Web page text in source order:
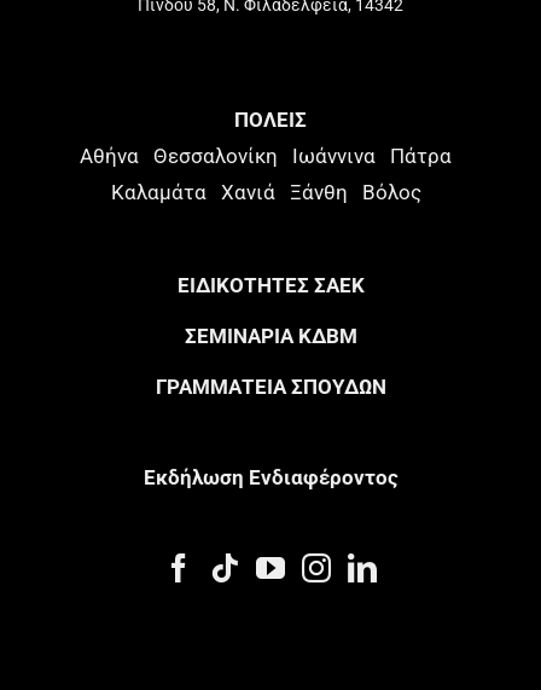
Πίνδου 58, Ν. Φιλαδέλφεια, 14342
ΠΟΛΕΙΣ
Αθήνα Θεσσαλονίκη Ιωάννινα
Πάτρα
Καλαμάτα
Χανιά Ξάνθη Βόλος
ΕΙΔΙΚΟΤΗΤΕΣ ΣΑΕΚ
ΣΕΜΙΝΑΡΙΑ ΚΔΒΜ
ΓΡΑΜΜΑΤΕΙΑ ΣΠΟΥΔΩΝ
Eκδήλωση Eνδιαφέροντος